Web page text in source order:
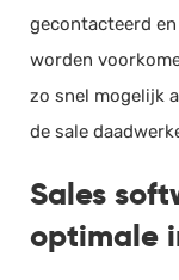
gecontacteerd
worden
zo snel mogelijk
de sale
Sales
optimale